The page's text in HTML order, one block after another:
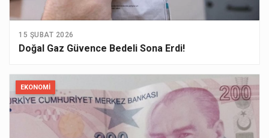
15 ŞUBAT 2026
Doğal Gaz Güvence Bedeli Sona Erdi!
EKONOMI